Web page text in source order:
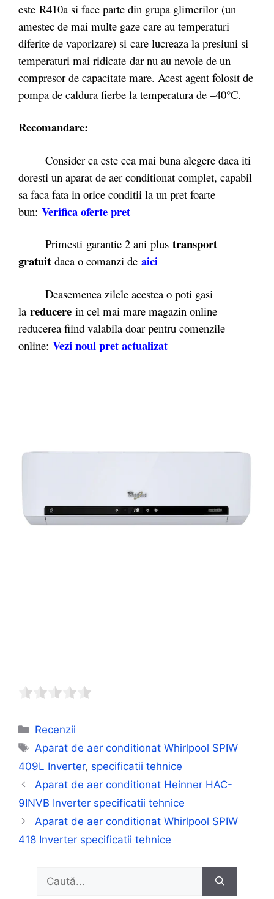
este R410a si face parte din grupa glimerilor (un
amestec de mai multe gaze care au temperaturi
diferite de vaporizare) si care lucreaza la presiuni si
temperaturi mai ridicate dar nu au nevoie de un
compresor de capacitate mare. Acest agent folosit de
pompa de caldura fierbe la temperatura de –40°C.
Recomandare:
Consider ca este cea mai buna alegere daca iti
doresti un aparat de aer conditionat complet, capabil
sa faca fata in orice conditii la un pret foarte
bun: Verifica oferte pret
Primesti garantie 2 ani plus transport
gratuit daca o comanzi de aici
Deasemenea zilele acestea o poti gasi
la reducere in cel mai mare magazin online
reducerea fiind valabila doar pentru comenzile
online: Vezi noul pret actualizat
Categorii
Recenzii
Etichete
Aparat de aer conditionat Whirlpool SPIW
409L Inverter, specificatii tehnice
Aparat de aer conditionat Heinner HAC-
9INVB Inverter specificatii tehnice
Aparat de aer conditionat Whirlpool SPIW
418 Inverter specificatii tehnice
după: